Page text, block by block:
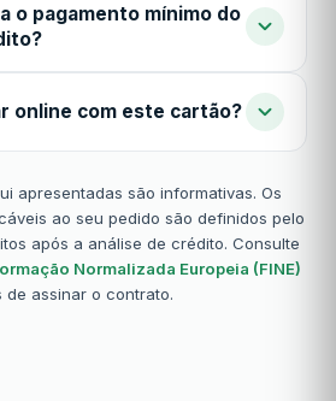
o pagamento mínimo do
online com este cartão?
apresentadas são informativas. Os
ao seu pedido são definidos pelo
após a análise de crédito. Consulte
Normalizada Europeia (FINE)
de assinar o contrato.